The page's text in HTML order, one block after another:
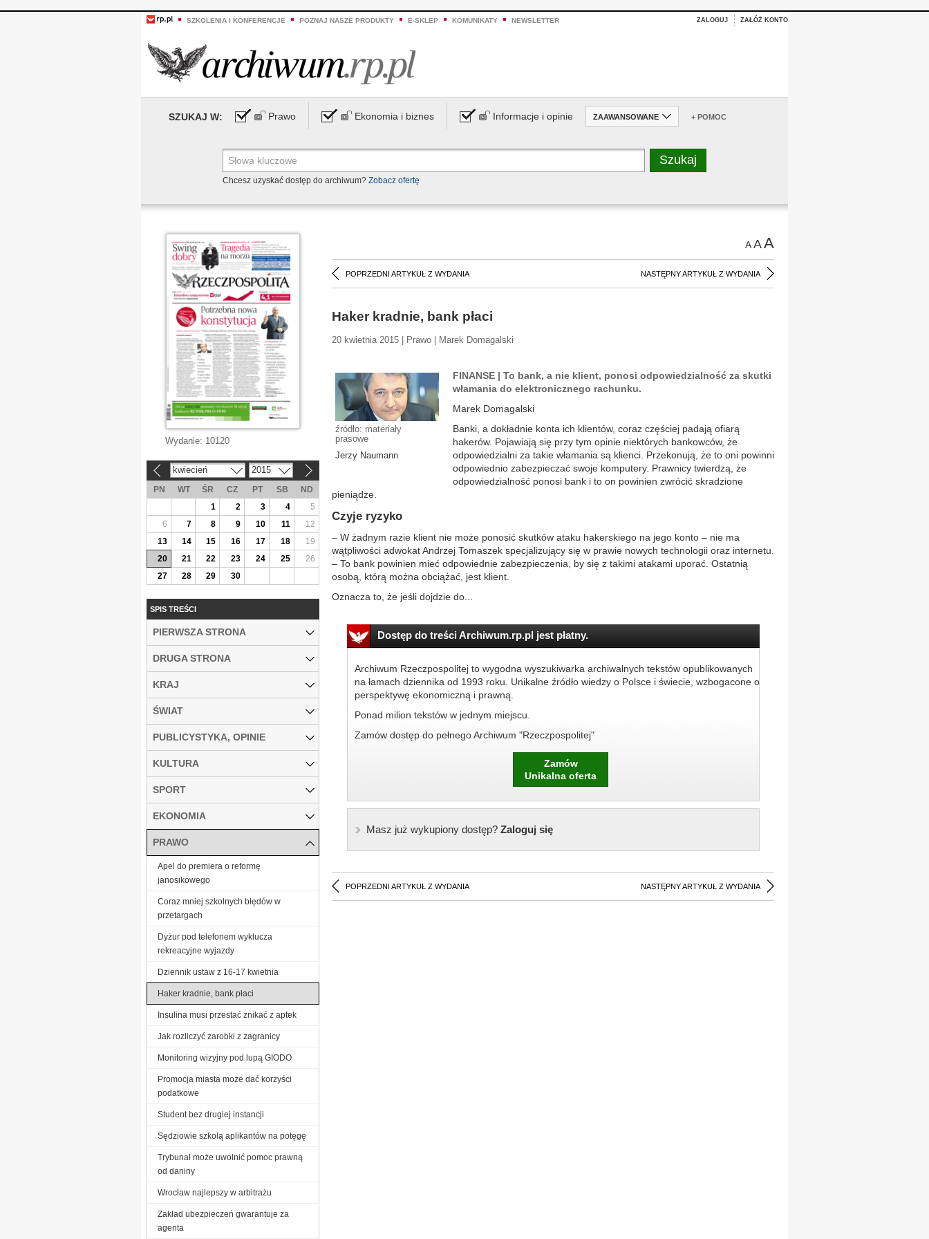
SZKOLENIA I KONFERENCJE POZNAJ NASZE PRODUKTY E-SKLEP KOMUNIKATY NEWSLETTER ZALOGUJ ZAŁÓŻ KONTO
SZUKAJ W: Prawo Ekonomia i biznes Informacje i opinie ZAAWANSOWANE + POMOC
Chcesz uzyskać dostęp do archiwum? Zobacz ofertę
AAA
POPRZEDNI ARTYKUŁ Z WYDANIA NASTĘPNY ARTYKUŁ Z WYDANIA
Haker kradnie, bank płaci
20 kwietnia 2015 | Prawo | Marek Domagalski
źródło: materiały
prasowe
Jerzy Naumann
FINANSE | To bank, a nie klient, ponosi odpowiedzialność za skutki
włamania do elektronicznego rachunku.
Marek Domagalski
Banki, a dokładnie konta ich klientów, coraz częściej padają ofiarą
hakerów. Pojawiają się przy tym opinie niektórych bankowców, że
odpowiedzialni za takie włamania są klienci. Przekonują, że to oni powinni
odpowiednio zabezpieczać swoje komputery. Prawnicy twierdzą, że
odpowiedzialność ponosi bank i to on powinien zwrócić skradzione
pieniądze.
Czyje ryzyko
– W żadnym razie klient nie może ponosić skutków ataku hakerskiego na jego konto – nie ma
wątpliwości adwokat Andrzej Tomaszek specjalizujący się w prawie nowych technologii oraz internetu.
– To bank powinien mieć odpowiednie zabezpieczenia, by się z takimi atakami uporać. Ostatnią
osobą, którą można obciążać, jest klient.
Oznacza to, że jeśli dojdzie do...
Dostęp do treści Archiwum.rp.pl jest płatny.
Archiwum Rzeczpospolitej to wygodna wyszukiwarka archiwalnych tekstów opublikowanych
na łamach dziennika od 1993 roku. Unikalne źródło wiedzy o Polsce i świecie, wzbogacone o
perspektywę ekonomiczną i prawną.
Ponad milion tekstów w jednym miejscu.
Zamów dostęp do pełnego Archiwum "Rzeczpospolitej"
Zamów
Unikalna oferta
Masz już wykupiony dostęp?Zaloguj się
POPRZEDNI ARTYKUŁ Z WYDANIA NASTĘPNY ARTYKUŁ Z WYDANIA
Wydanie: 10120
kwiecień 2015
PN WT ŚR CZ PT SB
ND
1
2 3 4
5
6
7 8 9 10 11
12
13
14 15 16 17 18
19
20
21 22 23 24 25
26
27
28 29 30
SPIS TREŚCI
PIERWSZA STRONA
DRUGA STRONA
KRAJ
ŚWIAT
PUBLICYSTYKA, OPINIE
KULTURA
SPORT
EKONOMIA
PRAWO
Apel do premiera o reformę
janosikowego
Coraz mniej szkolnych błędów w
przetargach
Dyżur pod telefonem wyklucza
rekreacyjne wyjazdy
Dziennik ustaw z 16-17 kwietnia
Haker kradnie, bank płaci
Insulina musi przestać znikać z aptek
Jak rozliczyć zarobki z zagranicy
Monitoring wizyjny pod lupą GIODO
Promocja miasta może dać korzyści
podatkowe
Student bez drugiej instancji
Sędziowie szkolą aplikantów na potęgę
Trybunał może uwolnić pomoc prawną
od daniny
Wrocław najlepszy w arbitrażu
Zakład ubezpieczeń gwarantuje za
agenta